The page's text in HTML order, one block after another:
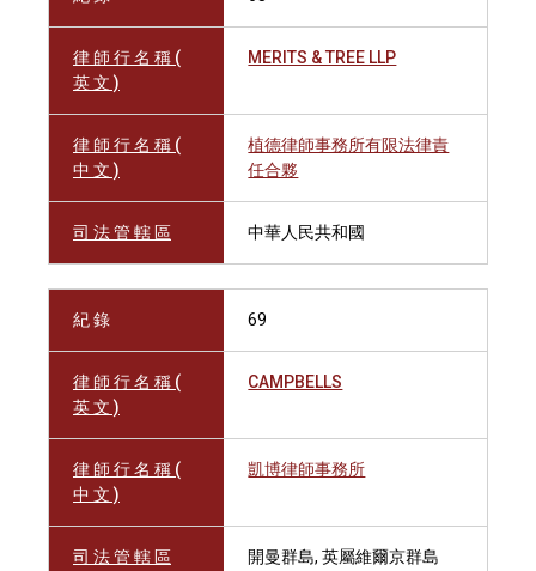
律 師 行 名 稱 (
英 文 )
MERITS & TREE LLP
律 師 行 名 稱 (
中 文 )
植德律師事務所有限法律責
任合夥
司 法 管 轄 區 中華人民共和國
紀 錄 69
律 師 行 名 稱 (
英 文 )
CAMPBELLS
律 師 行 名 稱 (
中 文 )
凱博律師事務所
司 法 管 轄 區 開曼群島, 英屬維爾京群島